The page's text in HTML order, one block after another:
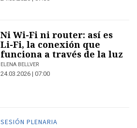
Ni Wi-Fi ni router: así es
Li-Fi, la conexión que
funciona a través de la luz
ELENA BELLVER
24.03.2026 | 07:00
SESIÓN PLENARIA